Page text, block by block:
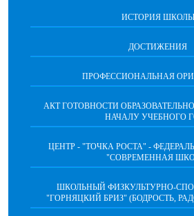
ИСТОРИЯ ШКОЛЫ
ДОСТИЖЕНИЯ
ПРОФЕССИОНАЛЬНАЯ
АКТ ГОТОВНОСТИ
НАЧАЛУ УЧЕБНОГО
ЦЕНТР - "ТОЧКА РОСТА" -
"СОВРЕМЕННАЯ
ШКОЛЬНЫЙ ФИЗКУЛЬТУРНО-
"ГОРНЯЦКИЙ БРИЗ" (БОДРОСТЬ,